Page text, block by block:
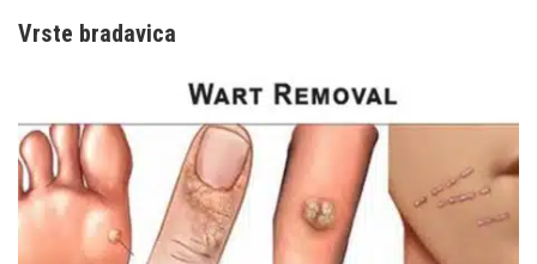
Vrste bradavica